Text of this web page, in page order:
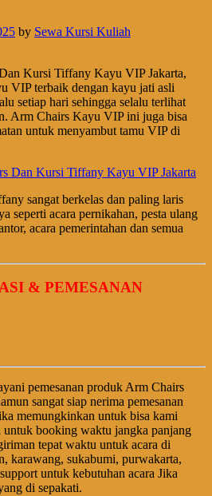
by Sewa Kursi Kuliah
Kursi Tiffany Kayu VIP Jakarta,
VIP terbaik dengan kayu jati asli
setiap hari sehingga selalu terlihat
Arm Chairs Kayu VIP ini juga bisa
untuk menyambut tamu VIP di
sangat berkelas dan paling laris
seperti acara pernikahan, pesta ulang
acara pemerintahan dan semua
& PEMESANAN
pemesanan produk Arm Chairs
sangat siap nerima pemesanan
memungkinkan untuk bisa kami
untuk booking waktu jangka panjang
tepat waktu untuk acara di
karawang, sukabumi, purwakarta,
untuk kebutuhan acara Jika
di sepakati.